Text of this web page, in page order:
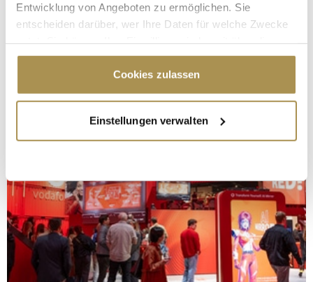
Entwicklung von Angeboten zu ermöglichen. Sie
entscheiden darüber, wer Ihre Daten für welche Zwecke
Cookie-Erklärung oder durch Klicken auf das Privacy
Trigger Symbol ändern oder widerrufen
Informationen über Ihre geografische Lage
erfassen, welche bis auf einige Meter genau sein
bestimmten Merkmalen (Fingerprinting) identifizieren
Erfahren Sie mehr darüber, wie Ihre persönlichen Daten
verarbeitet werden, und legen Sie Ihre Präferenzen im
Abschnitt Einzelheitenfest.
Cookies zulassen
Einstellungen verwalten